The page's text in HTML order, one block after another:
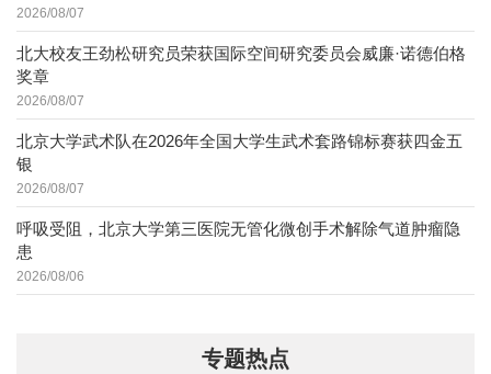
2026/08/07
北大校友王劲松研究员荣获国际空间研究委员会威廉·诺德伯格
奖章
2026/08/07
北京大学武术队在2026年全国大学生武术套路锦标赛获四金五
银
2026/08/07
呼吸受阻，北京大学第三医院无管化微创手术解除气道肿瘤隐
患
2026/08/06
专题热点